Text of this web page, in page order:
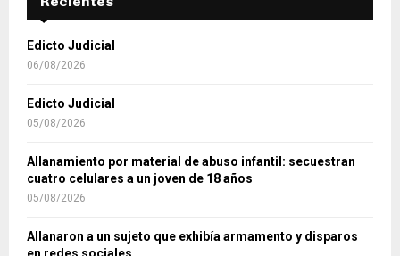
Edicto Judicial
06/08/2026
Edicto Judicial
05/08/2026
Allanamiento por material de abuso infantil: secuestran
cuatro celulares a un joven de 18 años
05/08/2026
Allanaron a un sujeto que exhibía armamento y disparos